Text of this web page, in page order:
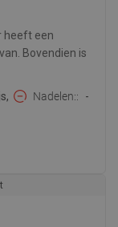
heeft een
Bovendien is
Nadelen: -